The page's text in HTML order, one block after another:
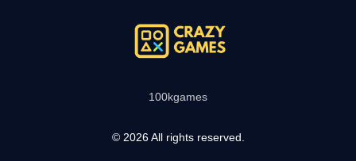
100kgames
© 2026 All rights reserved.